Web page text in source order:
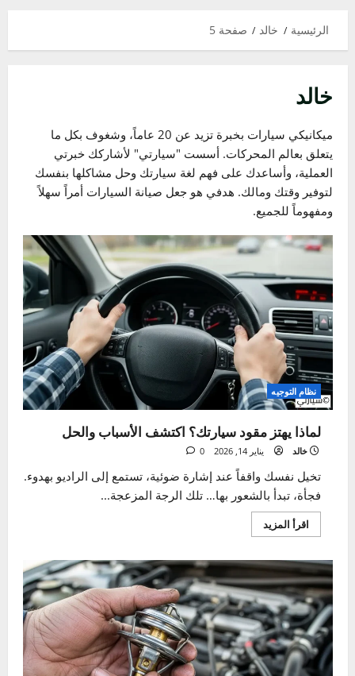
الرئيسية خالد صفحة 5
ميكانيكي سيارات بخبرة تزيد عن 20 عاماً، وشغوف بكل ما
يتعلق بعالم المحركات. أسست "سيارتي" لأشاركك خبرتي
العملية، وأساعدك على فهم لغة سيارتك وحل مشاكلها بنفسك
لتوفير وقتك ومالك. هدفي هو جعل صيانة السيارات أمراً سهلاً
ومفهوماً للجميع.
نظام التوجيه
لماذا يهتز مقود سيارتك؟ اكتشف الأسباب والحل
خالد يناير 14, 2026
تخيل نفسك واقفاً عند إشارة ضوئية، تستمع إلى الراديو بهدوء.
فجأة، تبدأ بالشعور بها… تلك الرجة المزعجة...
اقرأ المزيداقرأ
المزيد
عن
لماذا
يهتز
مقود
سيارتك؟
اكتشف
الأسباب
والحل